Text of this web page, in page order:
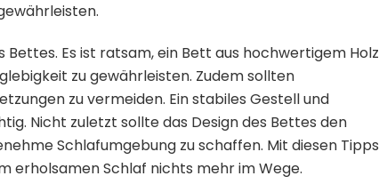
Es ist ratsam, ein Bett aus hochwertigem Holz
zu gewährleisten. Zudem sollten
zu vermeiden. Ein stabiles Gestell und
Nicht zuletzt sollte das Design des Bettes den
Schlafumgebung zu schaffen. Mit diesen Tipps
erholsamen Schlaf nichts mehr im Wege.